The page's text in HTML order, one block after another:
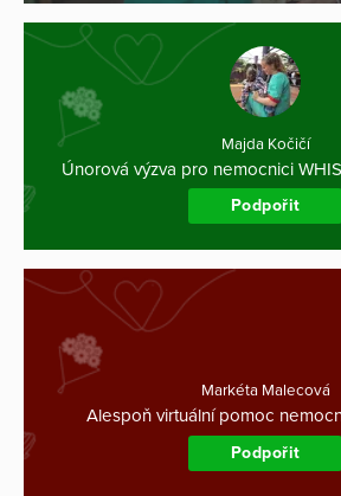
Majda Kočičí
Únorová výzva pro nemocnici
Podpořit
Markéta Malecová
Alespoň virtuální pomoc
Podpořit